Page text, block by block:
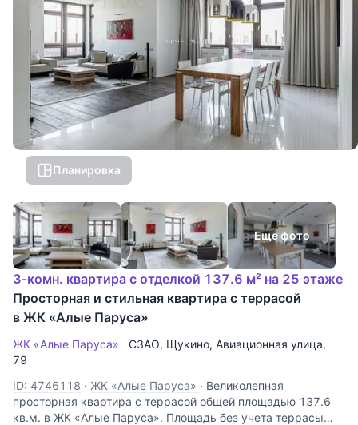
Планировка
Еще фото
3-комн. квартира с отделкой 137.6 м² на 25 этаже
Просторная и стильная квартира с террасой
в ЖК «Алые Паруса»
ЖК «Алые Паруса» СЗАО, Щукино, Авиационная улица,
79
ID: 4746118 · ЖК «Алые Паруса» · Великолепная
просторная квартира с террасой общей площадью 137.6
кв.м. в ЖК «Алые Паруса». Площадь без учета террасы